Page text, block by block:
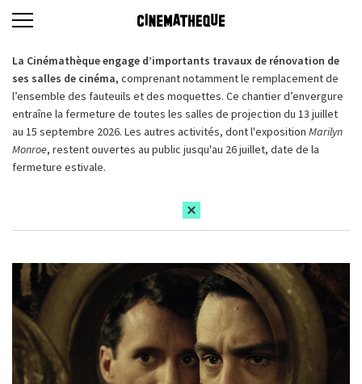
La Cinémathèque engage d’importants travaux de rénovation de
ses salles de cinéma, comprenant notamment le remplacement de
l’ensemble des fauteuils et des moquettes. Ce chantier d’envergure
entraîne la fermeture de toutes les salles de projection du 13 juillet
au 15 septembre 2026. Les autres activités, dont l'exposition Marilyn
Monroe, restent ouvertes au public jusqu'au 26 juillet, date de la
fermeture estivale.